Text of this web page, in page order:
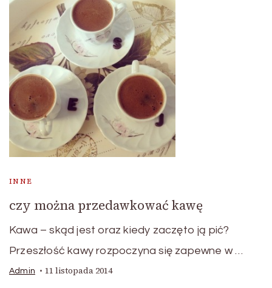
INNE
czy można przedawkować kawę
Kawa – skąd jest oraz kiedy zaczęto ją pić?
Przeszłość kawy rozpoczyna się zapewne w …
Admin 11 listopada 2014